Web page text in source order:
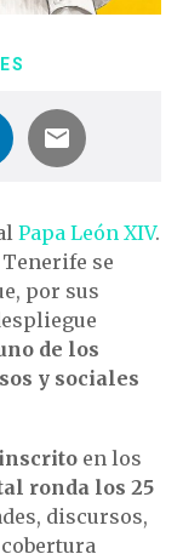
Papa León XIV.
se
por sus
de los
y sociales
inscrito en los
ronda los 25
discursos,